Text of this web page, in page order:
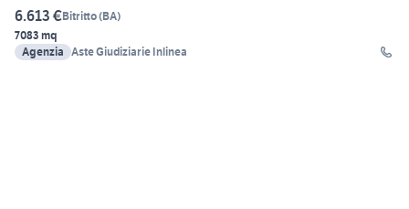
6.613 €Bitritto(BA)
7083 mq
Agenzia Aste Giudiziarie Inlinea